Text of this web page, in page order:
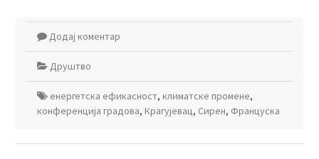
Додај коментар
Друштво
енергетска ефикасност, климатске промене,
конференција градова, Крагујевац, Сирен, Француска